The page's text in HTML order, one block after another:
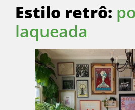
Estilo retrô:
laqueada